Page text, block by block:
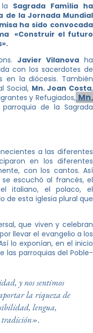
Sagrada Família ha
de la Jornada Mundial
ha sido convocada
«Construir el futuro
Javier Vilanova ha
con los sacerdotes de
en la diócesis. También
Social, Mn. Joan Costa,
y Refugiados, Mn.
de la Sagrada
a las diferentes
en los diferentes
con los cantos. Así
escuchó al francés, el
italiano, el polaco, el
de esta iglesia plural que
que viven y celebran
llevar el evangelio a los
lo exponían, en el inicio
las parroquias del Poble-
y nos sentimos
aportar la riqueza de
lengua,
tradición».